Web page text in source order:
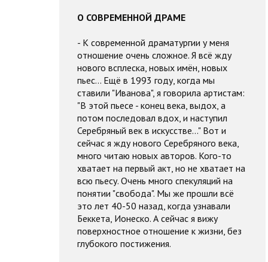
О СОВРЕМЕННОЙ ДРАМЕ
- К современной драматургии у меня
отношение очень сложное. Я всё жду
нового всплеска, новых имён, новых
пьес... Ещё в 1993 году, когда мы
ставили "Иванова", я говорила артистам:
"В этой пьесе - конец века, выдох, а
потом последовал вдох, и наступил
Серебряный век в искусстве..." Вот и
сейчас я жду нового Серебряного века,
много читаю новых авторов. Кого-то
хватает на первый акт, но не хватает на
всю пьесу. Очень много спекуляций на
понятии "свобода". Мы же прошли всё
это лет 40-50 назад, когда узнавали
Беккета, Ионеско. А сейчас я вижу
поверхностное отношение к жизни, без
глубокого постижения.